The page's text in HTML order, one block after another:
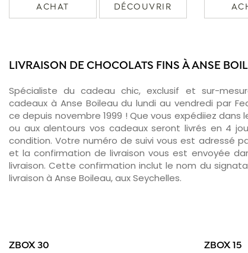
ACHAT DÉCOUVRIR
LIVRAISON DE CHOCOLATS FINS À ANSE
Spécialiste du cadeau chic, exclusif et sur-
cadeaux à Anse Boileau du lundi au vendredi par
ce depuis novembre 1999 ! Que vous expédiiez dans
ou aux alentours vos cadeaux seront livrés en 4
condition. Votre numéro de suivi vous est adressé
et la confirmation de livraison vous est envoyée
livraison. Cette confirmation inclut le nom du
livraison à Anse Boileau, aux Seychelles.
ZBOX 30
ZBOX 15